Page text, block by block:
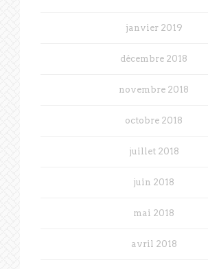
janvier 2019
décembre 2018
novembre 2018
octobre 2018
juillet 2018
juin 2018
mai 2018
avril 2018